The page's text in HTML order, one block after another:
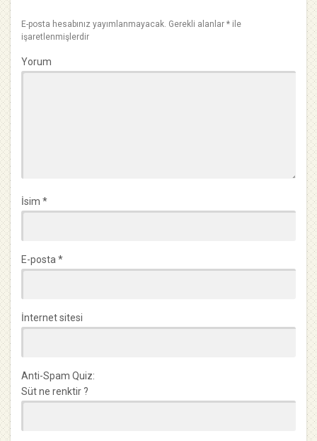
E-posta hesabınız yayımlanmayacak. Gerekli alanlar * ile
işaretlenmişlerdir
Yorum
İsim *
E-posta *
İnternet sitesi
Anti-Spam Quiz:
Süt ne renktir ?